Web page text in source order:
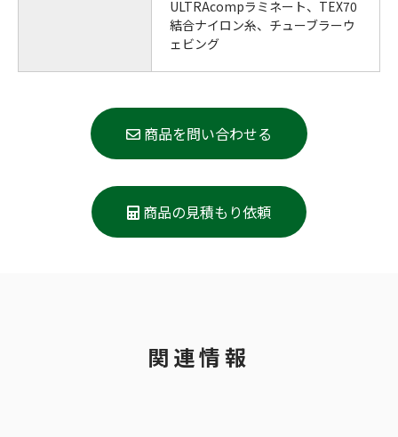
ULTRAcompラミネート、TEX70
結合ナイロン糸、チューブラーウ
ェビング
商品を問い合わせる
商品の見積もり依頼
関連情報